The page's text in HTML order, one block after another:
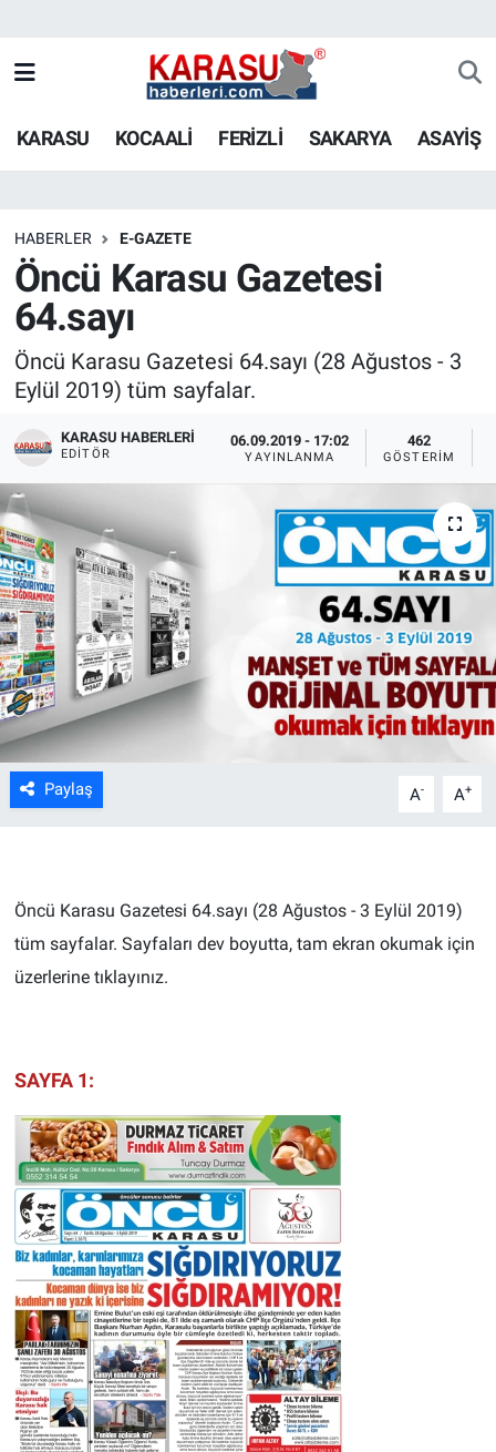
KARASU KOCAALİ FERİZLİ SAKARYA ASAYİŞ
HABERLER E-GAZETE
Öncü Karasu Gazetesi
64.sayı
Öncü Karasu Gazetesi 64.sayı (28 Ağustos - 3
Eylül 2019) tüm sayfalar.
KARASU HABERLERI
EDITÖR
06.09.2019 - 17:02
YAYINLANMA
462
GÖSTERIM
Paylaş A- A+
Öncü Karasu Gazetesi 64.sayı (28 Ağustos - 3 Eylül 2019)
tüm sayfalar. Sayfaları dev boyutta, tam ekran okumak için
üzerlerine tıklayınız.
SAYFA 1: